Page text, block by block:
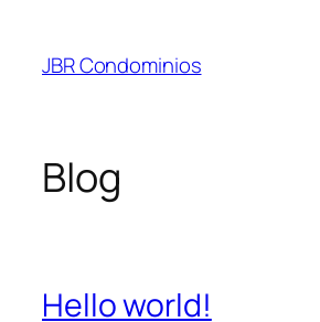
JBR Condominios
Blog
Hello world!